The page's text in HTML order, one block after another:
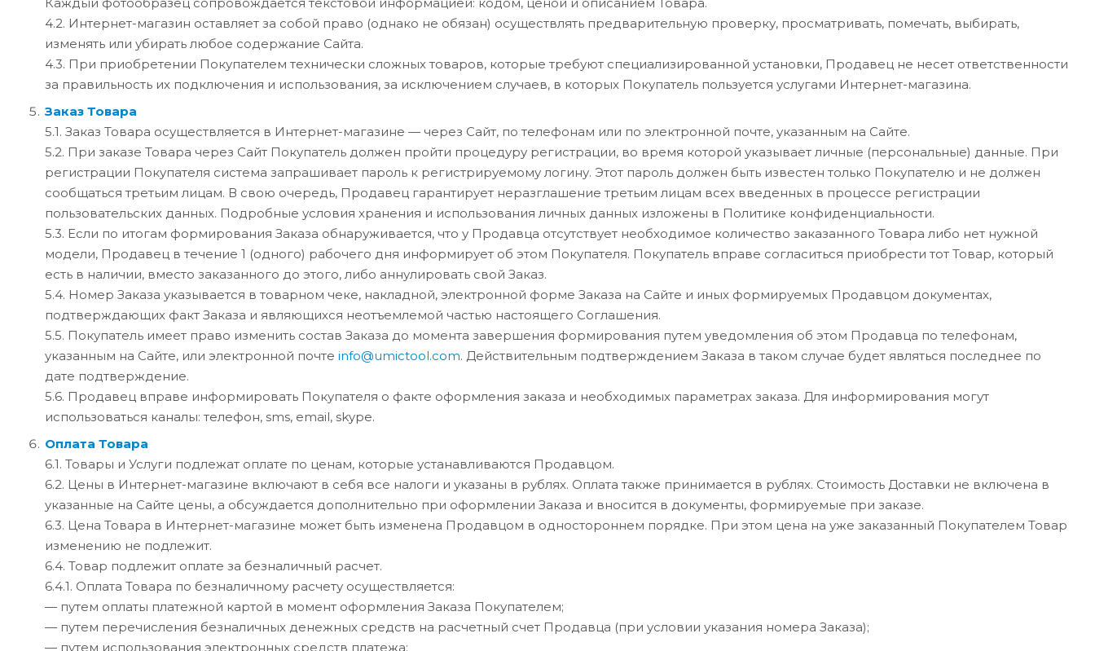
4.2. Интернет-магазин оставляет за собой право (однако не обязан) осуществлять предварительную проверку, просматривать, помечать, выбирать,
изменять или убирать любое содержание Сайта.
4.3. При приобретении Покупателем технически сложных товаров, которые требуют специализированной установки, Продавец не несет ответственности
за правильность их подключения и использования, за исключением случаев, в которых Покупатель пользуется услугами Интернет-магазина.
Заказ Товара
5.1. Заказ Товара осуществляется в Интернет-магазине — через Сайт, по телефонам или по электронной почте, указанным на Сайте.
5.2. При заказе Товара через Сайт Покупатель должен пройти процедуру регистрации, во время которой указывает личные (персональные) данные. При
регистрации Покупателя система запрашивает пароль к регистрируемому логину. Этот пароль должен быть известен только Покупателю и не должен
сообщаться третьим лицам. В свою очередь, Продавец гарантирует неразглашение третьим лицам всех введенных в процессе регистрации
пользовательских данных. Подробные условия хранения и использования личных данных изложены в Политике конфиденциальности.
5.3. Если по итогам формирования Заказа обнаруживается, что у Продавца отсутствует необходимое количество заказанного Товара либо нет нужной
модели, Продавец в течение 1 (одного) рабочего дня информирует об этом Покупателя. Покупатель вправе согласиться приобрести тот Товар, который
есть в наличии, вместо заказанного до этого, либо аннулировать свой Заказ.
5.4. Номер Заказа указывается в товарном чеке, накладной, электронной форме Заказа на Сайте и иных формируемых Продавцом документах,
подтверждающих факт Заказа и являющихся неотъемлемой частью настоящего Соглашения.
5.5. Покупатель имеет право изменить состав Заказа до момента завершения формирования путем уведомления об этом Продавца по телефонам,
указанным на Сайте, или электронной почте info@umictool.com. Действительным подтверждением Заказа в таком случае будет являться последнее по
дате подтверждение.
5.6. Продавец вправе информировать Покупателя о факте оформления заказа и необходимых параметрах заказа. Для информирования могут
использоваться каналы: телефон, sms, email, skype.
Оплата Товара
6.1. Товары и Услуги подлежат оплате по ценам, которые устанавливаются Продавцом.
6.2. Цены в Интернет-магазине включают в себя все налоги и указаны в рублях. Оплата также принимается в рублях. Стоимость Доставки не включена в
указанные на Сайте цены, а обсуждается дополнительно при оформлении Заказа и вносится в документы, формируемые при заказе.
6.3. Цена Товара в Интернет-магазине может быть изменена Продавцом в одностороннем порядке. При этом цена на уже заказанный Покупателем Товар
изменению не подлежит.
6.4. Товар подлежит оплате за безналичный расчет.
6.4.1. Оплата Товара по безналичному расчету осуществляется:
— путем оплаты платежной картой в момент оформления Заказа Покупателем;
— путем перечисления безналичных денежных средств на расчетный счет Продавца (при условии указания номера Заказа);
— путем использования электронных средств платежа;